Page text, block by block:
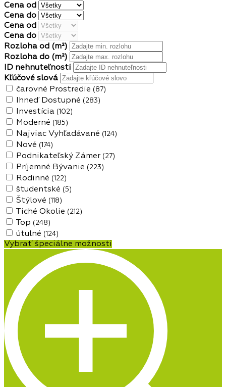
Cena od
Cena do
Cena od
Cena do
Rozloha od (m²)
Rozloha do (m²)
ID nehnuteľnosti
Kľúčové slová
čarovné Prostredie (87)
Ihneď Dostupné (283)
Investícia (102)
Moderné (185)
Najviac Vyhľadávané (124)
Nové (174)
Podnikateľský Zámer (27)
Príjemné Bývanie (223)
Rodinné (122)
študentské (5)
Štýlové (118)
Tiché Okolie (212)
Top (248)
útulné (124)
Vybrať špeciálne možnosti